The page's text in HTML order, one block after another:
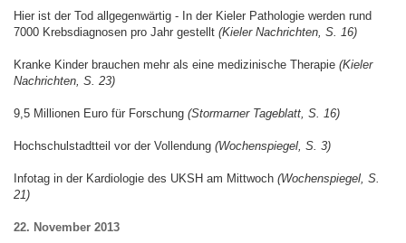
Hier ist der Tod allgegenwärtig - In der Kieler Pathologie werden rund
7000 Krebsdiagnosen pro Jahr gestellt (Kieler Nachrichten, S. 16)
Kranke Kinder brauchen mehr als eine medizinische Therapie (Kieler
Nachrichten, S. 23)
9,5 Millionen Euro für Forschung (Stormarner Tageblatt, S. 16)
Hochschulstadtteil vor der Vollendung (Wochenspiegel, S. 3)
Infotag in der Kardiologie des UKSH am Mittwoch (Wochenspiegel, S.
21)
22. November 2013